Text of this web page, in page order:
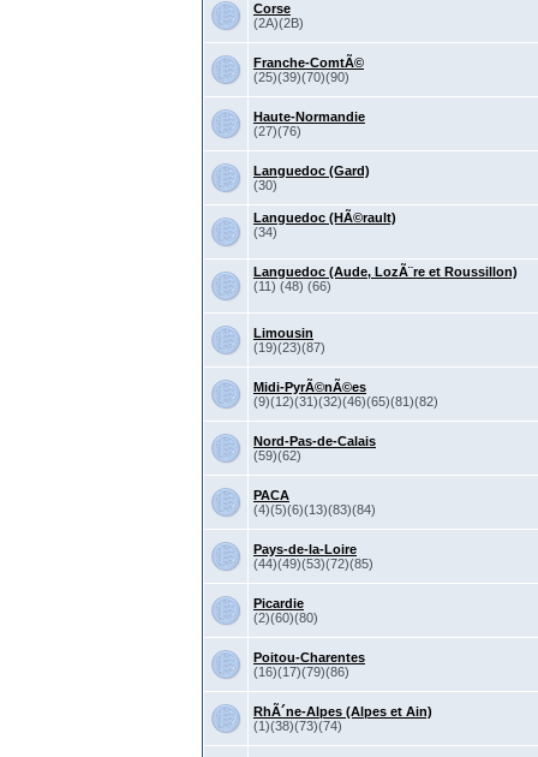
Corse
(2A)(2B)
Franche-ComtÃ©
(25)(39)(70)(90)
Haute-Normandie
(27)(76)
Languedoc (Gard)
(30)
Languedoc (HÃ©rault)
(34)
Languedoc (Aude, LozÃ¨re et Roussillon)
(11) (48) (66)
Limousin
(19)(23)(87)
Midi-PyrÃ©nÃ©es
(9)(12)(31)(32)(46)(65)(81)(82)
Nord-Pas-de-Calais
(59)(62)
PACA
(4)(5)(6)(13)(83)(84)
Pays-de-la-Loire
(44)(49)(53)(72)(85)
Picardie
(2)(60)(80)
Poitou-Charentes
(16)(17)(79)(86)
RhÃ´ne-Alpes (Alpes et Ain)
(1)(38)(73)(74)